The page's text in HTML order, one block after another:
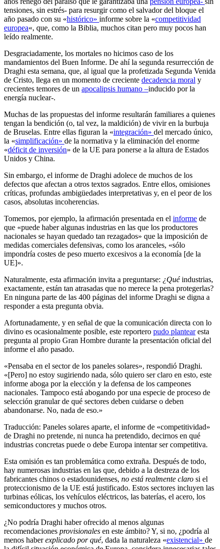
tensiones, sin estrés- para resurgir como el salvador del bloque el
año pasado con su «histórico» informe sobre la «competitividad
europea«, que, como la Biblia, muchos citan pero muy pocos han
leído realmente.
Desgraciadamente, los mortales no hicimos caso de los
mandamientos del Buen Informe. De ahí la segunda resurrección de
Draghi esta semana, que, al igual que la profetizada Segunda Venida
de Cristo, llega en un momento de creciente decadencia moral y
crecientes temores de un apocalipsis humano –inducido por la
energía nuclear-.
Muchas de las propuestas del informe resultarán familiares a quienes
tengan la bendición (o, tal vez, la maldición) de vivir en la burbuja
de Bruselas. Entre ellas figuran la «integración» del mercado único,
la «simplificación» de la normativa y la eliminación del enorme
«déficit de inversión» de la UE para ponerse a la altura de Estados
Unidos y China.
Sin embargo, el informe de Draghi adolece de muchos de los
defectos que afectan a otros textos sagrados. Entre ellos, omisiones
críticas, profundas ambigüedades interpretativas y, en el peor de los
casos, absolutas incoherencias.
Tomemos, por ejemplo, la afirmación presentada en el informe de
que «puede haber algunas industrias en las que los productores
nacionales se hayan quedado tan rezagados» que la imposición de
medidas comerciales defensivas, como los aranceles, «sólo
impondría costes de peso muerto excesivos a la economía [de la
UE]».
Naturalmente, esta afirmación invita a preguntarse: ¿Quéindustrias,
exactamente, están tan atrasadas que no merece la pena protegerlas?
En ninguna parte de las 400 páginas del informe Draghi se digna a
responder a esta pregunta obvia.
Afortunadamente, y en señal de que la comunicación directa con lo
divino es ocasionalmente posible, este reportero pudo plantearesta
pregunta al propio Gran Hombre durante la presentación oficial del
informe el año pasado.
«Pensaba en el sector de los paneles solares», respondió Draghi.
«[Pero] no estoy sugiriendo nada, sólo quiero ser claro en esto, este
informe aboga por la elección y la defensa de los campeones
nacionales. Tampoco está abogando por una especie de proceso de
selección granular de qué sectores deben cuidarse o deben
abandonarse. No, nada de eso.»
Traducción: Paneles solares aparte, el informe de «competitividad»
de Draghi no pretende, ni nunca ha pretendido, decirnos en qué
industrias concretas puede o debe Europa intentar ser competitiva.
Esta omisión es tan problemática como extraña. Después de todo,
hay numerosas industrias en las que, debido a la destreza de los
fabricantes chinos o estadounidenses, no está realmente claro si el
proteccionismo de la UE está justificado. Estos sectores incluyen las
turbinas eólicas, los vehículos eléctricos, las baterías, el acero, los
semiconductores y muchos otros.
¿No podría Draghi haber ofrecido al menos algunas
recomendaciones provisionales en este ámbito? Y, si no, ¿podría al
menos haberexplicado por qué, dada la naturaleza «existencial» de